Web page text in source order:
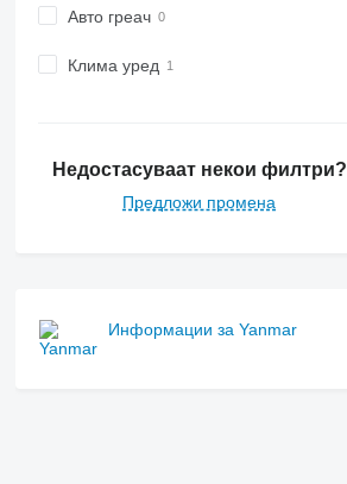
Авто греач
Клима уред
Недостасуваат некои филтри?
Предложи промена
Информации за Yanmar